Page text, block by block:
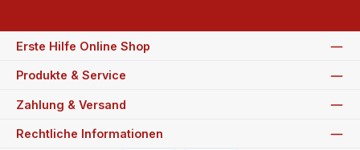
Erste Hilfe Online Shop
Produkte & Service
Zahlung & Versand
Rechtliche Informationen